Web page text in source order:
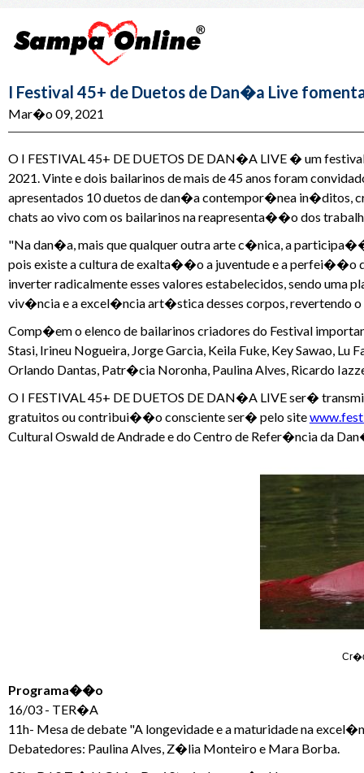
I Festival 45+ de Duetos de Dan�a Live
Mar�o 09, 2021
O I FESTIVAL 45+ DE DUETOS DE DAN�A LIVE � um
2021. Vinte e dois bailarinos de mais de 45 anos foram
apresentados 10 duetos de dan�a contempor�nea in�ditos,
chats ao vivo com os bailarinos na reapresenta��o dos
"Na dan�a, mais que qualquer outra arte c�nica, a
pois existe a cultura de exalta��o a juventude e a perfei��o
inverter radicalmente esses valores estabelecidos, sendo uma
viv�ncia e a excel�ncia art�stica desses corpos, revertendo
Comp�em o elenco de bailarinos criadores do Festival
Stasi, Irineu Nogueira, Jorge Garcia, Keila Fuke, Key Sawao,
Orlando Dantas, Patr�cia Noronha, Paulina Alves, Ricardo
O I FESTIVAL 45+ DE DUETOS DE DAN�A LIVE ser�
gratuitos ou contribui��o consciente ser� pelo site
Cultural Oswald de Andrade e do Centro de Refer�ncia da
Programa��o
16/03 - TER�A
11h- Mesa de debate "A longevidade e a maturidade na
Debatedores: Paulina Alves, Z�lia Monteiro e Mara Borba.